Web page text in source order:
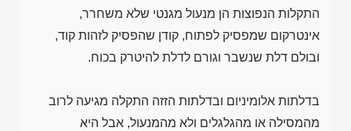
התקלות הנפוצות הן מנעול מגנטי שלא משחרר,
אינטרקום שמפסיק לפתוח, קודן שהפסיק לזהות קוד,
ובולם דלת שנשבר וגורם לדלת להיטרק בכוח.
בדלתות אלומיניום ובדלתות הזזה התקלה מגיעה לרוב
מהמסילה או מהגלגלים ולא מהמנעול, אבל היא